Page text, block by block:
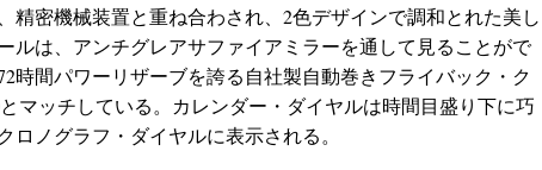
精密機械装置と重ね合わされ、2色デザインで調和とれた美し
ルは、アンチグレアサファイアミラーを通して見ることがで
時間パワーリザーブを誇る自社製自動巻きフライバック・ク
マッチしている。カレンダー・ダイヤルは時間目盛り下に巧
ノグラフ・ダイヤルに表示される。